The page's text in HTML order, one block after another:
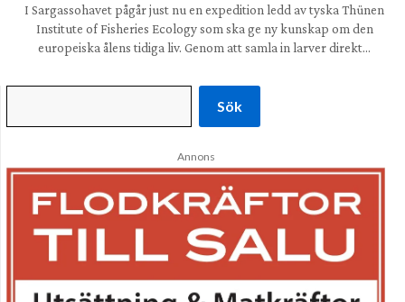
I Sargassohavet pågår just nu en expedition ledd av tyska Thünen
Institute of Fisheries Ecology som ska ge ny kunskap om den
europeiska ålens tidiga liv. Genom att samla in larver direkt…
Sök
Annons